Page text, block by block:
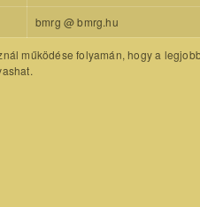
bmrg @ bmrg.hu
működése folyamán, hogy a